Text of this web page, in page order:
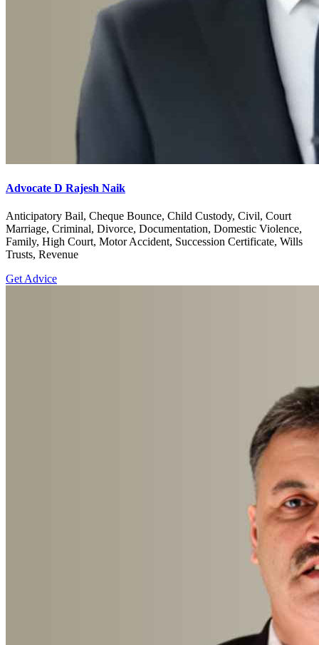
Advocate D Rajesh Naik
Anticipatory Bail, Cheque Bounce, Child Custody, Civil, Court
Marriage, Criminal, Divorce, Documentation, Domestic Violence,
Family, High Court, Motor Accident, Succession Certificate, Wills
Trusts, Revenue
Get Advice